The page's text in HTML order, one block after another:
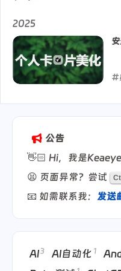
2025
公告
👋🏻 Hi，我是Keaeye
😫 页面异常？尝试
📧 如需联系我： 发送
AI 3 AI自动化 1